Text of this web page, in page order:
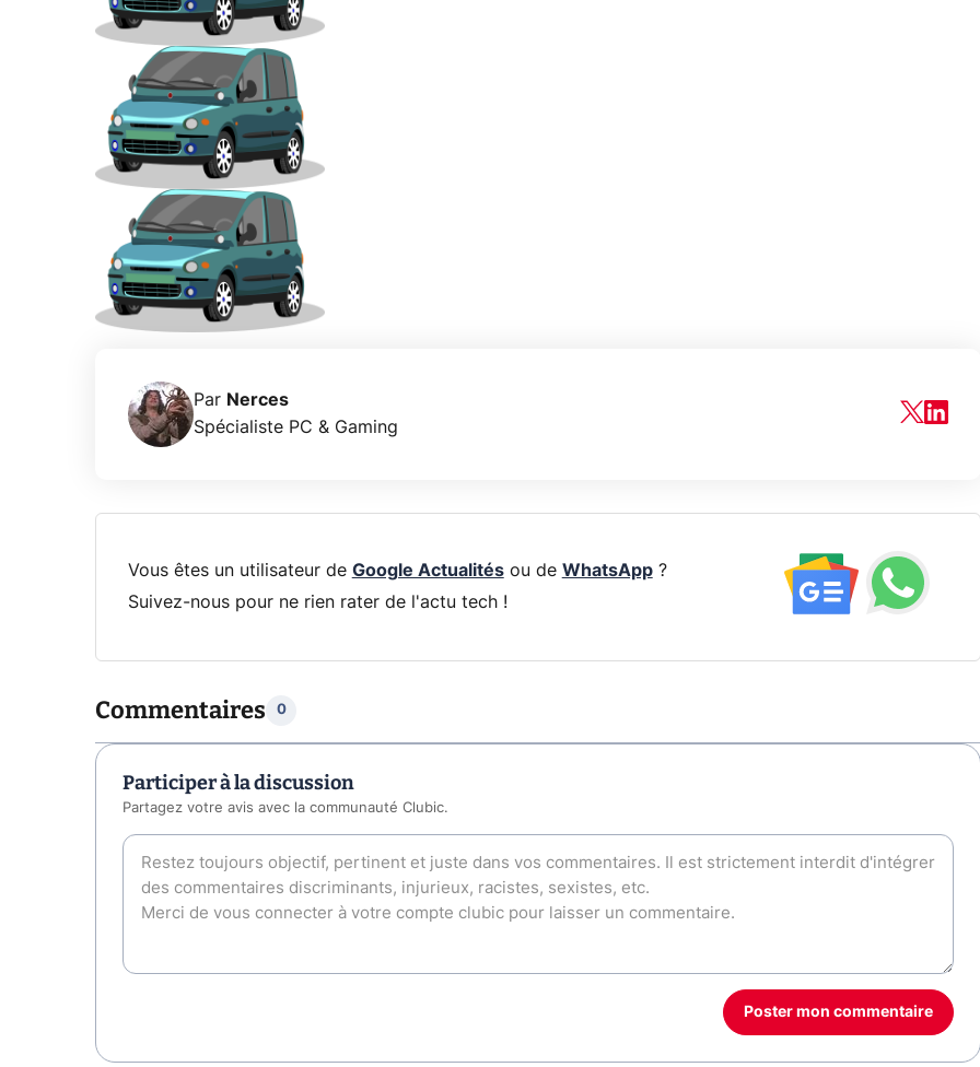
Par Nerces
Spécialiste PC & Gaming
Vous êtes un utilisateur de Google Actualitésou de WhatsApp?
Suivez-nous pour ne rien rater de l'actu tech !
Commentaires 0
Participer à la discussion
Partagez votre avis avec la communauté Clubic.
Poster mon commentaire